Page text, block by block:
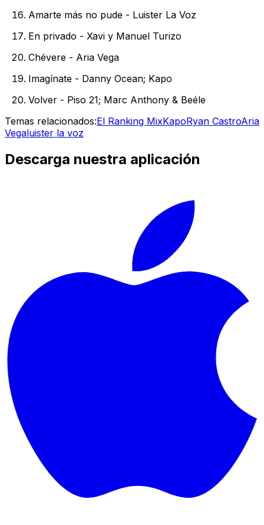
Amarte más no pude - Luister La Voz
En privado - Xavi y Manuel Turizo
Chévere - Aria Vega
Imagínate - Danny Ocean; Kapo
Volver - Piso 21; Marc Anthony & Beéle
Temas relacionados:El Ranking MixKapoRyan CastroAria
Vegaluister la voz
Descarga nuestra aplicación